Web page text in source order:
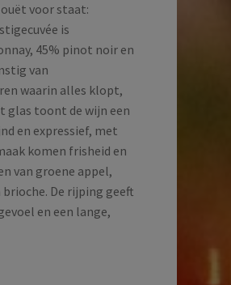
voor staat:
is
45% pinot noir en
van
waarin alles klopt,
glas toont de wijn een
en expressief, met
komen frisheid en
van groene appel,
De rijping geeft
en een lange,